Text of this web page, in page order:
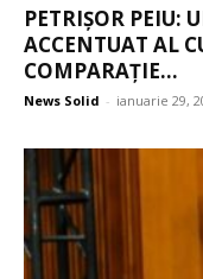
PETRIȘOR PEIU:
ACCENTUAT AL
COMPARAȚIE...
News Solid - ianuarie 29,